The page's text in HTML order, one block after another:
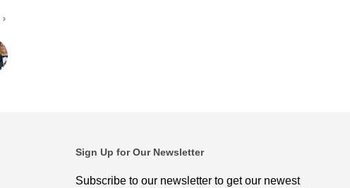
Sign Up for Our Newsletter
Subscribe to our newsletter to get our newest